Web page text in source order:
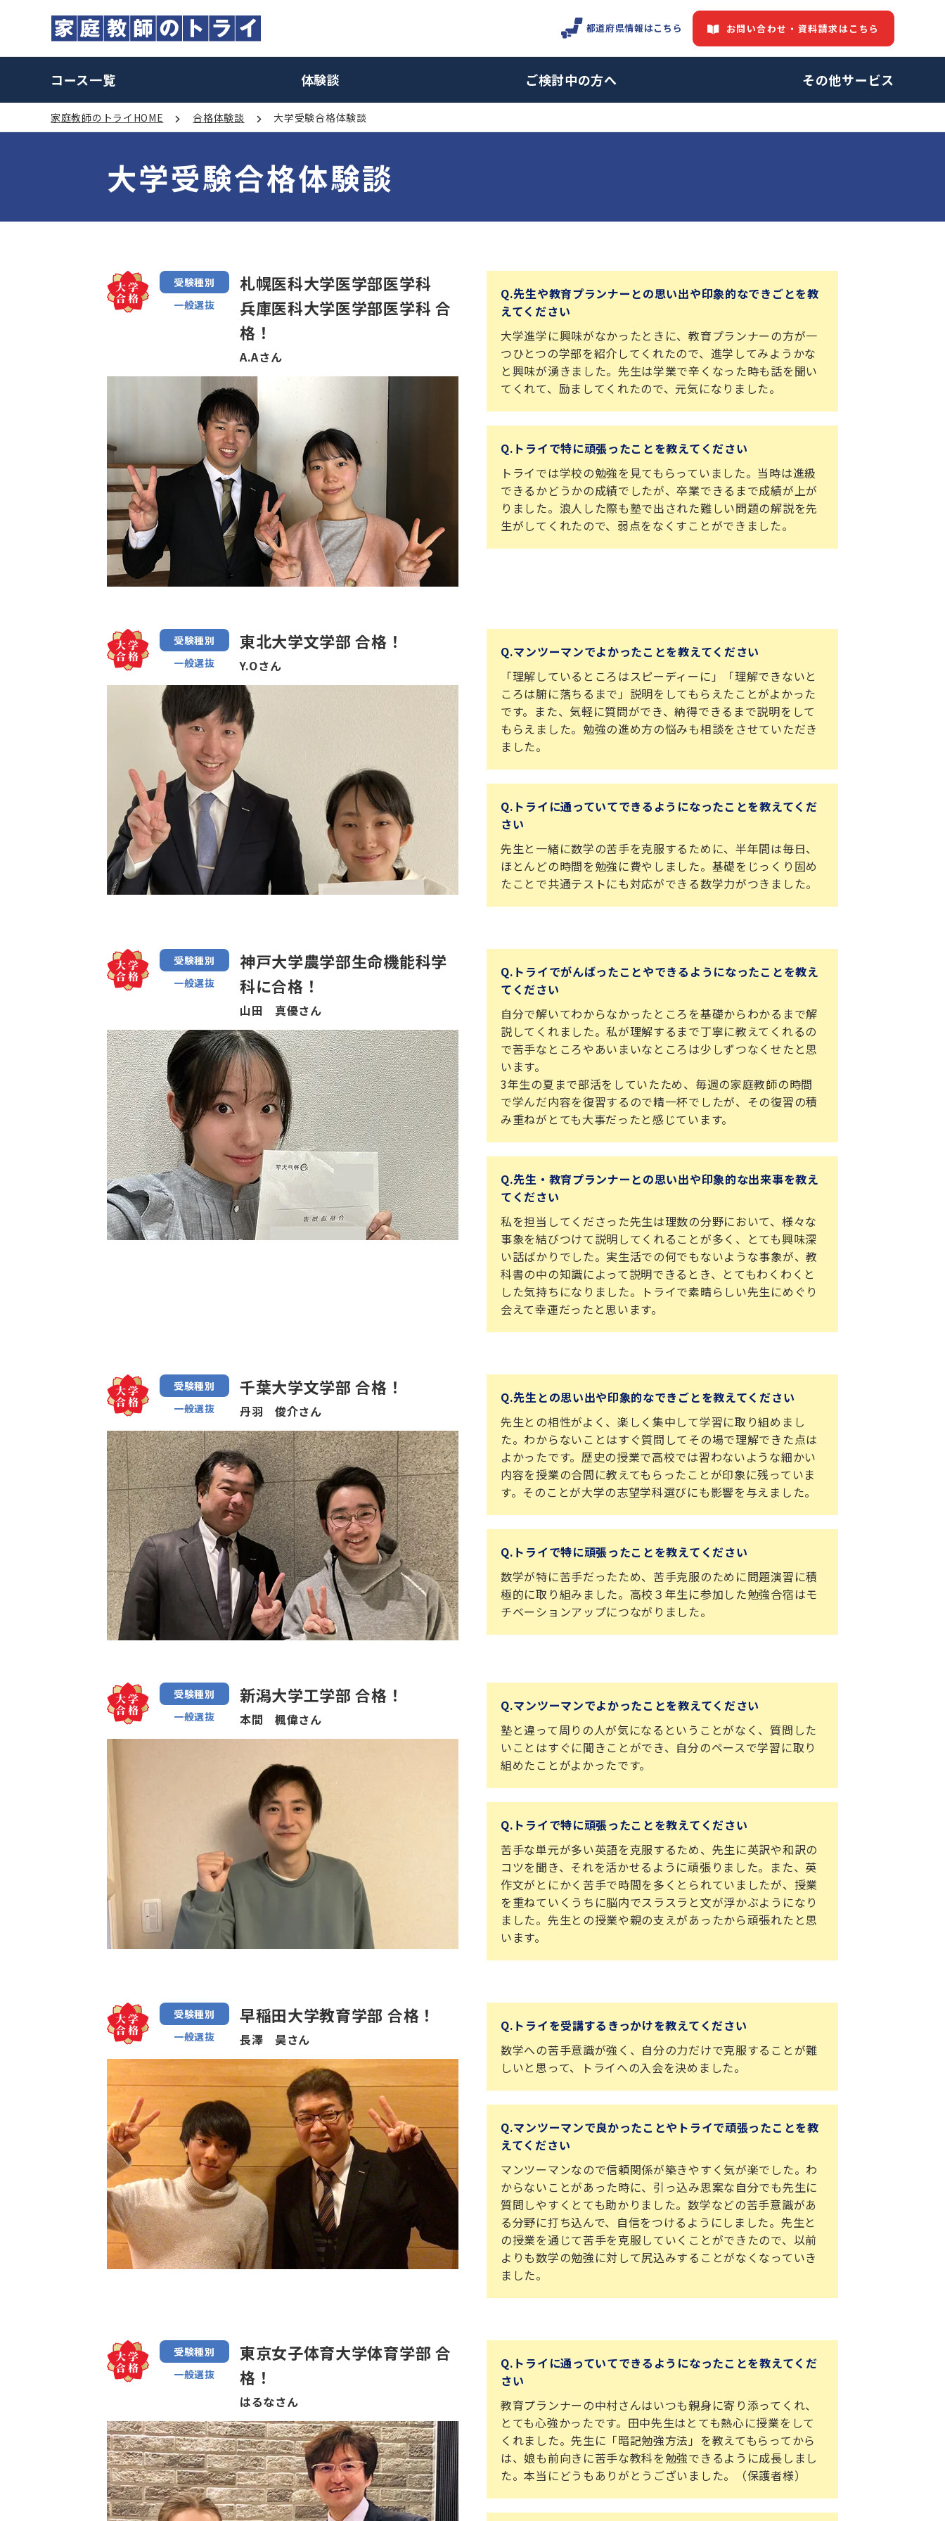
都道府県情報はこちら お問い合わせ・資料請求はこちら
コース一覧 体験談 ご検討中の方へ その他サービス
家庭教師のトライHOME 合格体験談 大学受験合格体験談
大学受験合格体験談
受験種別
一般選抜
札幌医科大学医学部医学科
兵庫医科大学医学部医学科 合
格！
A.Aさん
Q.先生や教育プランナーとの思い出や印象的なできごとを教
えてください
大学進学に興味がなかったときに、教育プランナーの方が一
つひとつの学部を紹介してくれたので、進学してみようかな
と興味が湧きました。先生は学業で辛くなった時も話を聞い
てくれて、励ましてくれたので、元気になりました。
Q.トライで特に頑張ったことを教えてください
トライでは学校の勉強を見てもらっていました。当時は進級
できるかどうかの成績でしたが、卒業できるまで成績が上が
りました。浪人した際も塾で出された難しい問題の解説を先
生がしてくれたので、弱点をなくすことができました。
受験種別
一般選抜
東北大学文学部 合格！
Y.Oさん
Q.マンツーマンでよかったことを教えてください
「理解しているところはスピーディーに」「理解できないと
ころは腑に落ちるまで」説明をしてもらえたことがよかった
です。また、気軽に質問ができ、納得できるまで説明をして
もらえました。勉強の進め方の悩みも相談をさせていただき
ました。
Q.トライに通っていてできるようになったことを教えてくだ
さい
先生と一緒に数学の苦手を克服するために、半年間は毎日、
ほとんどの時間を勉強に費やしました。基礎をじっくり固め
たことで共通テストにも対応ができる数学力がつきました。
受験種別
一般選抜
神戸大学農学部生命機能科学
科に合格！
山田 真優さん
Q.トライでがんばったことやできるようになったことを教え
てください
自分で解いてわからなかったところを基礎からわかるまで解
説してくれました。私が理解するまで丁寧に教えてくれるの
で苦手なところやあいまいなところは少しずつなくせたと思
います。
3年生の夏まで部活をしていたため、毎週の家庭教師の時間
で学んだ内容を復習するので精一杯でしたが、その復習の積
み重ねがとても大事だったと感じています。
Q.先生・教育プランナーとの思い出や印象的な出来事を教え
てください
私を担当してくださった先生は理数の分野において、様々な
事象を結びつけて説明してくれることが多く、とても興味深
い話ばかりでした。実生活での何でもないような事象が、教
科書の中の知識によって説明できるとき、とてもわくわくと
した気持ちになりました。トライで素晴らしい先生にめぐり
会えて幸運だったと思います。
受験種別
一般選抜
千葉大学文学部 合格！
丹羽 俊介さん
Q.先生との思い出や印象的なできごとを教えてください
先生との相性がよく、楽しく集中して学習に取り組めまし
た。わからないことはすぐ質問してその場で理解できた点は
よかったです。歴史の授業で高校では習わないような細かい
内容を授業の合間に教えてもらったことが印象に残っていま
す。そのことが大学の志望学科選びにも影響を与えました。
Q.トライで特に頑張ったことを教えてください
数学が特に苦手だったため、苦手克服のために問題演習に積
極的に取り組みました。高校３年生に参加した勉強合宿はモ
チベーションアップにつながりました。
受験種別
一般選抜
新潟大学工学部 合格！
本間 楓偉さん
Q.マンツーマンでよかったことを教えてください
塾と違って周りの人が気になるということがなく、質問した
いことはすぐに聞きことができ、自分のペースで学習に取り
組めたことがよかったです。
Q.トライで特に頑張ったことを教えてください
苦手な単元が多い英語を克服するため、先生に英訳や和訳の
コツを聞き、それを活かせるように頑張りました。また、英
作文がとにかく苦手で時間を多くとられていましたが、授業
を重ねていくうちに脳内でスラスラと文が浮かぶようになり
ました。先生との授業や親の支えがあったから頑張れたと思
います。
受験種別
一般選抜
早稲田大学教育学部 合格！
長澤 昊さん
Q.トライを受講するきっかけを教えてください
数学への苦手意識が強く、自分の力だけで克服することが難
しいと思って、トライへの入会を決めました。
Q.マンツーマンで良かったことやトライで頑張ったことを教
えてください
マンツーマンなので信頼関係が築きやすく気が楽でした。わ
からないことがあった時に、引っ込み思案な自分でも先生に
質問しやすくとても助かりました。数学などの苦手意識があ
る分野に打ち込んで、自信をつけるようにしました。先生と
の授業を通じて苦手を克服していくことができたので、以前
よりも数学の勉強に対して尻込みすることがなくなっていき
ました。
受験種別
一般選抜
東京女子体育大学体育学部 合
格！
はるなさん
Q.トライに通っていてできるようになったことを教えてくだ
さい
教育プランナーの中村さんはいつも親身に寄り添ってくれ、
とても心強かったです。田中先生はとても熱心に授業をして
くれました。先生に「暗記勉強方法」を教えてもらってから
は、娘も前向きに苦手な教科を勉強できるように成長しまし
た。本当にどうもありがとうございました。（保護者様）